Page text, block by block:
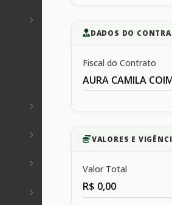
DADOS DO
Fiscal do Contrato
AURA CAMILA
VALORES E
Valor Total
R$ 0,00